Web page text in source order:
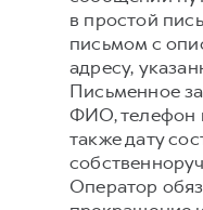
в простой
письмом с
адресу,
Письменное
ФИО, телефон
также дату
Оператор